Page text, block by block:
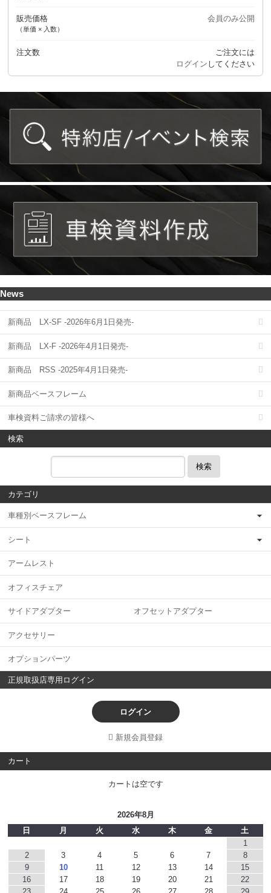
販売価格
（単価 × 入数）
会員のみ公開
注文数
ご注文には
ログイン してください
News
新商品 LX-SF -2026年6月1日発売-
新商品 LX-F -2026年4月1日発売-
新商品 RSS -2025年4月1日発売-
新商品ベースフレーム
車検資料ご請求の皆様へ
検索
検索
カテゴリ
車種別ベースフレーム
シート
アームレスト
オフィスチェア
サイドアダプター オフセットアダプター
アクセサリー
オプションパーツ
正規取扱店専用ログイン
ログイン
新規会員登録
カート
カートは空です
2026年8月
日
月 火 水 木 金
土
1
2
3 4 5 6 7
8
9
10 11 12 13 14
15
16
17 18 19 20 21
22